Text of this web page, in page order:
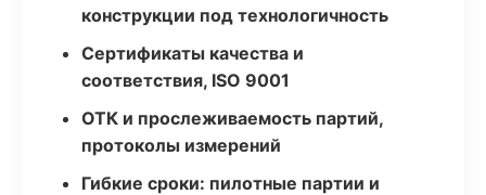
конструкции под технологичность
Сертификаты качества и
соответствия, ISO 9001
ОТК и прослеживаемость партий,
протоколы измерений
Гибкие сроки: пилотные партии и